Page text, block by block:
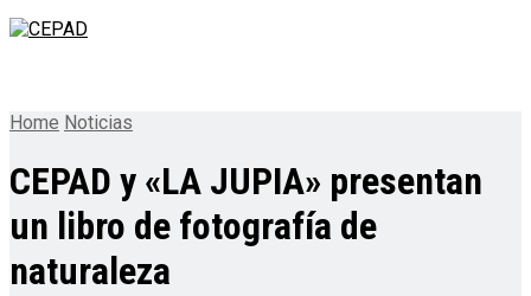
Home Noticias
CEPAD y «LA JUPIA» presentan
un libro de fotografía de
naturaleza